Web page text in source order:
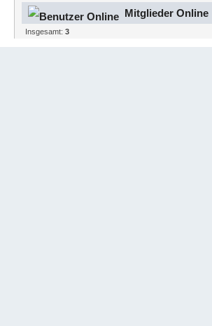
Mitglieder Online
Insgesamt:3